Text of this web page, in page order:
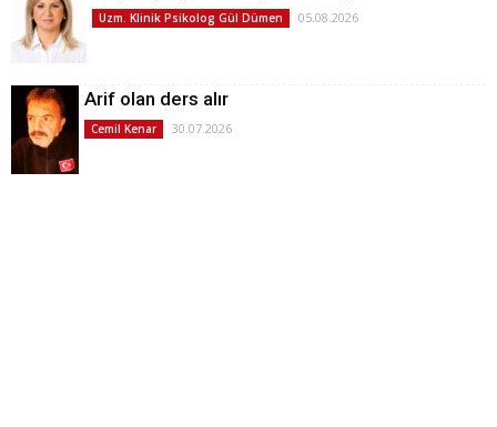
Uzm. Klinik Psikolog Gül Dümen 05.08.2026
Arif olan ders alır
Cemil Kenar 30.07.2026